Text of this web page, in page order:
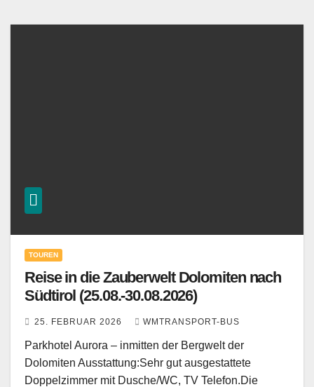
TOUREN
Reise in die Zauberwelt Dolomiten nach
Südtirol (25.08.-30.08.2026)
25. FEBRUAR 2026 WMTRANSPORT-BUS
Parkhotel Aurora – inmitten der Bergwelt der
Dolomiten Ausstattung:Sehr gut ausgestattete
Doppelzimmer mit Dusche/WC, TV Telefon.Die